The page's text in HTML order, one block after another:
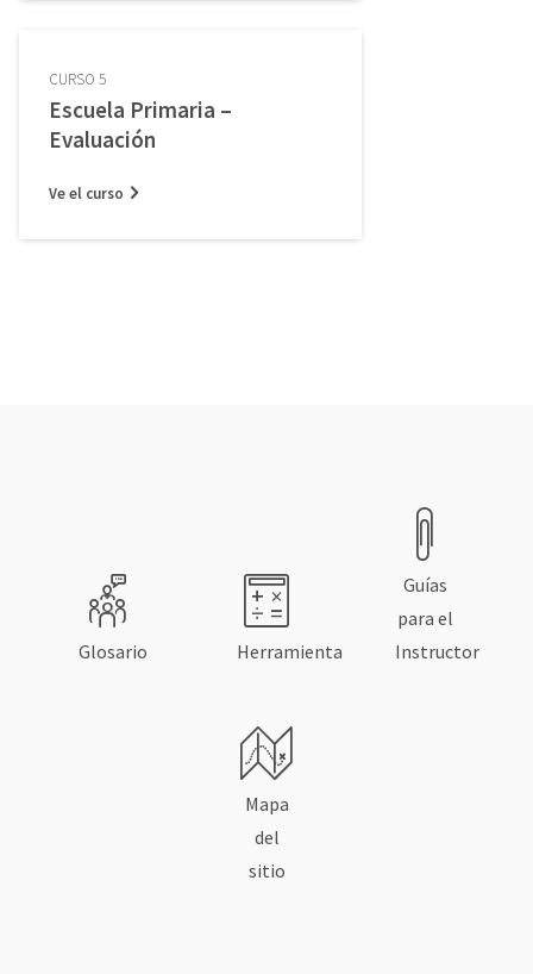
CURSO 5
Escuela Primaria –
Evaluación
Ve el curso
Glosario Herramienta
Guías
para el
Instructor
Mapa
del
sitio